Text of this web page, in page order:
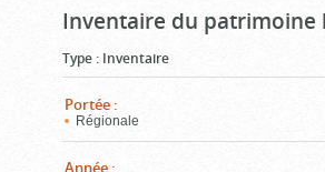
Inventaire du patrimoine
Type : Inventaire
Portée :
Régionale